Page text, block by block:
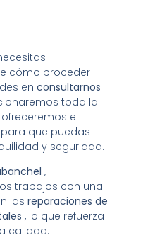
cómo proceder
en consultarnos
toda la
el
que puedas
y seguridad.
,
trabajos con una
las reparaciones de
, lo que refuerza
calidad.